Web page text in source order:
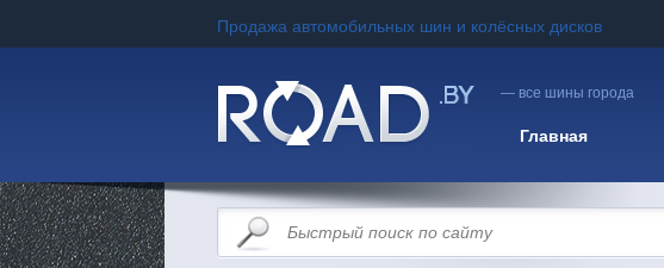
Продажа автомобильных шин и колёсных дисков
— все шины города
Главная